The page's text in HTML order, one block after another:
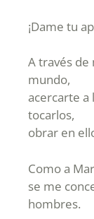
¡Dame tu
A través
mundo,
acercarte a
tocarlos,
obrar en
Como a
se me
hombres.